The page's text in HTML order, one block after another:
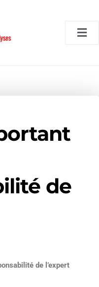
de
de l’expert